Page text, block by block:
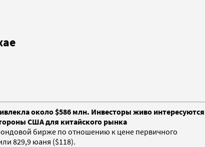
около $586 млн. Инвесторы живо интересуются
США для китайского рынка
бирже по отношению к цене первичного
829,9 юаня ($118).